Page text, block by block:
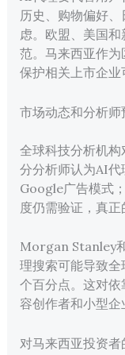
历史、购物偏好
虑。欧盟、美国
范。马来西亚作
保护相关上市企业
市场动态和分析师
全球科技分析机
分分析师认为AI
Google广告模式
度仍需验证，真
Morgan Stanley
理搜索可能导致
个百分点。这对
容创作者和小型企
对马来西亚投资者